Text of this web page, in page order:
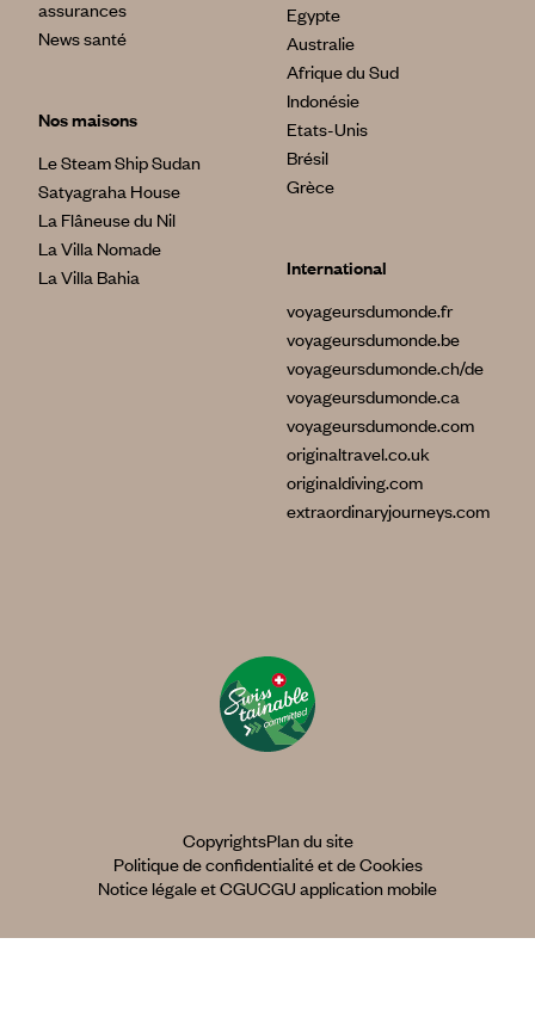
assurances
News santé
Nos maisons
Le Steam Ship Sudan
Satyagraha House
La Flâneuse du Nil
La Villa Nomade
La Villa Bahia
Egypte
Australie
Afrique du Sud
Indonésie
Etats-Unis
Brésil
Grèce
International
voyageursdumonde.fr
voyageursdumonde.be
voyageursdumonde.ch/de
voyageursdumonde.ca
voyageursdumonde.com
originaltravel.co.uk
originaldiving.com
extraordinaryjourneys.com
CopyrightsPlan du site
Politique de confidentialité et de Cookies
Notice légale et CGUCGU application mobile